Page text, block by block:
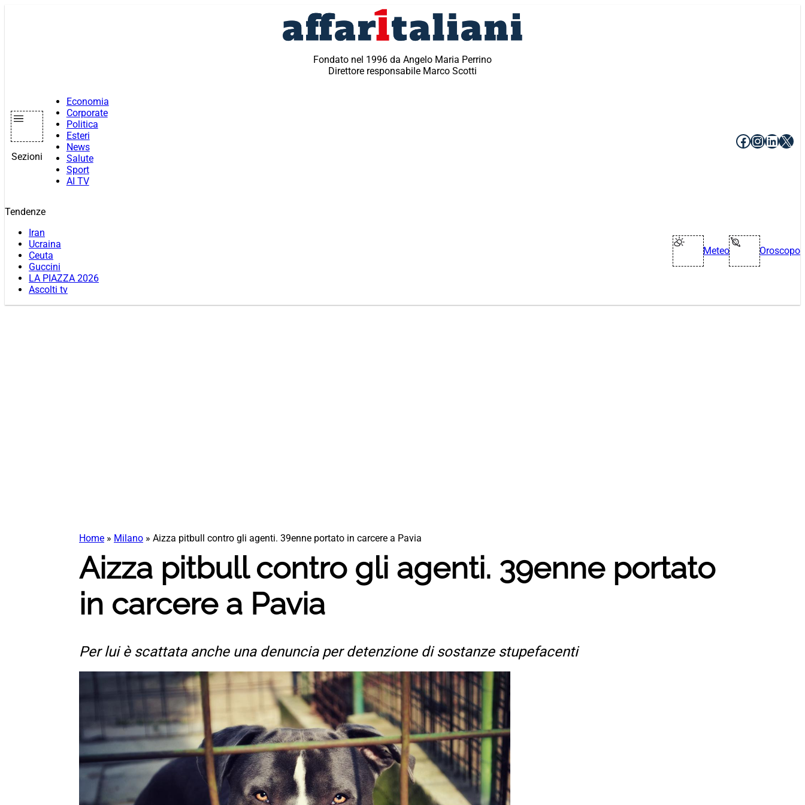
Fondato nel 1996 da Angelo Maria Perrino
Direttore responsabile Marco Scotti
Sezioni
Economia
Corporate
Politica
Esteri
News
Salute
Sport
AI TV
Facebook
X
Tendenze
Iran
Ucraina
Ceuta
Guccini
LA PIAZZA 2026
Ascolti tv
Meteo Oroscopo
Home » Milano » Aizza pitbull contro gli agenti. 39enne portato in carcere a Pavia
Aizza pitbull contro gli agenti. 39enne portato
in carcere a Pavia
Per lui è scattata anche una denuncia per detenzione di sostanze stupefacenti